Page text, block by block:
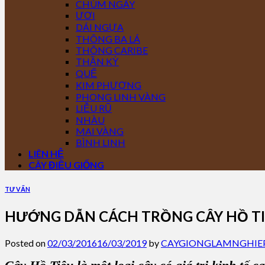
CHÙM NGÂY
ƯƠI
DÁI NGỰA
THÔNG BA LÁ
THÔNG CARIBE
THẦN KỲ
QUẾ
KIM PHƯỢNG
PHONG LINH VÀNG
LIỄU RŨ
NHÀU
MAI VÀNG
BÌNH LINH
LIÊN HỆ
CÂY ĐIỀU GIỐNG
TƯ VẤN
HƯỚNG DẪN CÁCH TRỒNG CÂY HỒ
Posted on02/03/201616/03/2019by